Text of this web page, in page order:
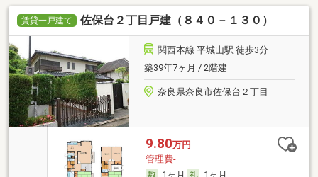
賃貸一戸建て 佐保台２丁目戸建（８４０－１３０）
関西本線 平城山駅 徒歩3分
築39年7ヶ月 / 2階建
奈良県奈良市佐保台２丁目
9.80万円
管理費-
1ヶ月
1ヶ月